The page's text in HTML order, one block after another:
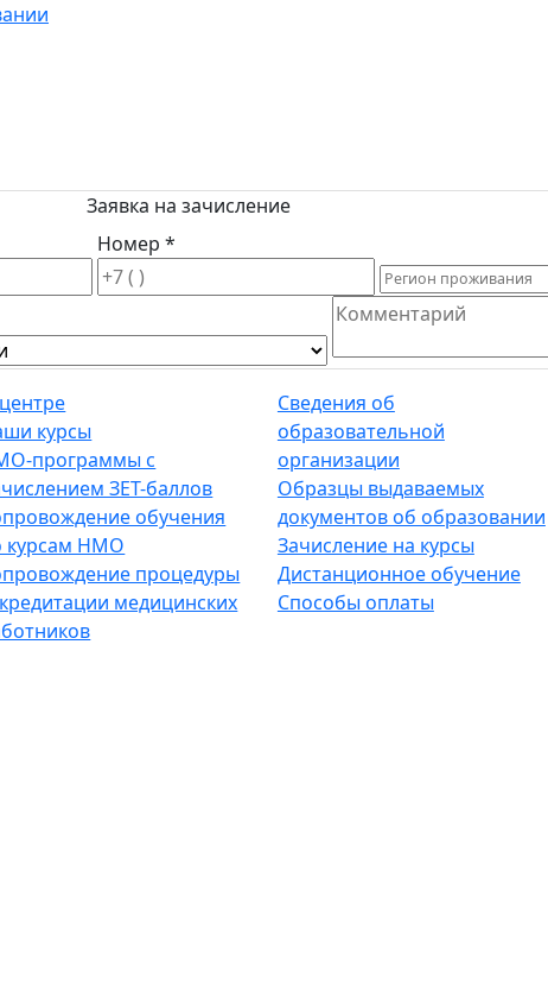
Заявка на зачисление
Номер *
курсы
программы с
ЗЕТ-баллов
обучения
курсам НМО
процедуры
медицинских
Сведения об
образовательной
организации
Образцы выдаваемых
документов об образовании
Зачисление на курсы
Дистанционное обучение
Способы оплаты